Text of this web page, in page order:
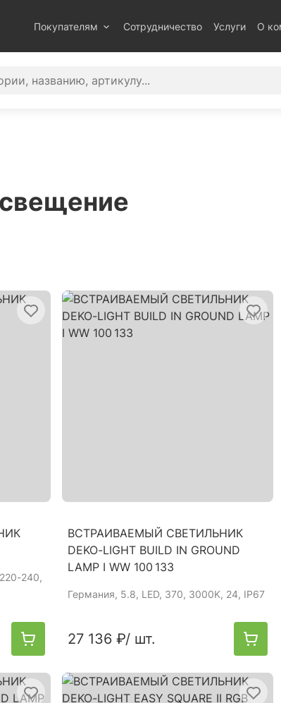
Покупателям Сотрудничество Услуги О
240,
ВСТРАИВАЕМЫЙ СВЕТИЛЬНИК
DEKO-LIGHT BUILD IN GROUND
LAMP I WW 100 133
Германия, 5.8, LED, 370, 3000K, 24, IP67
27 136 ₽/ шт.